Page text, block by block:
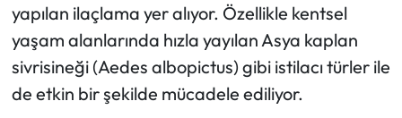
yapılan ilaçlama yer alıyor. Özellikle kentsel
yaşam alanlarında hızla yayılan Asya kaplan
sivrisineği (Aedes albopictus) gibi istilacı türler ile
de etkin bir şekilde mücadele ediliyor.